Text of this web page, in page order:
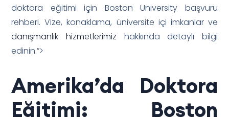
doktora eğitimi için Boston University başvuru
rehberi. Vize, konaklama, üniversite içi imkanlar ve
danışmanlık hizmetlerimiz hakkında detaylı bilgi
edinin.”>
Amerika’da Doktora
Eğitimi: Boston